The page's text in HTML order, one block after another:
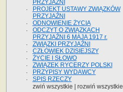
PRZYJAŹNI
PROJEKT USTAWY ZWIĄZKÓW
PRZYJAŹNI
ODNOWIENIE ŻYCIA
ODCZYT O ZWIĄZKACH
PRZYJAŹNI 6 MAJA 1917 r.
ZWIĄZKI PRZYJAŹNI
CZŁOWIEK DZISIEJSZY
ŻYCIE I SŁOWO
ZWIĄZEK RYCERZY POLSKI
PRZYPISY WYDAWCY
SPIS RZECZY
zwiń wszystkie
rozwiń wszystkie